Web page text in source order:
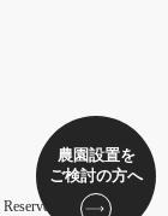
農園設置を
ご検討の方へ